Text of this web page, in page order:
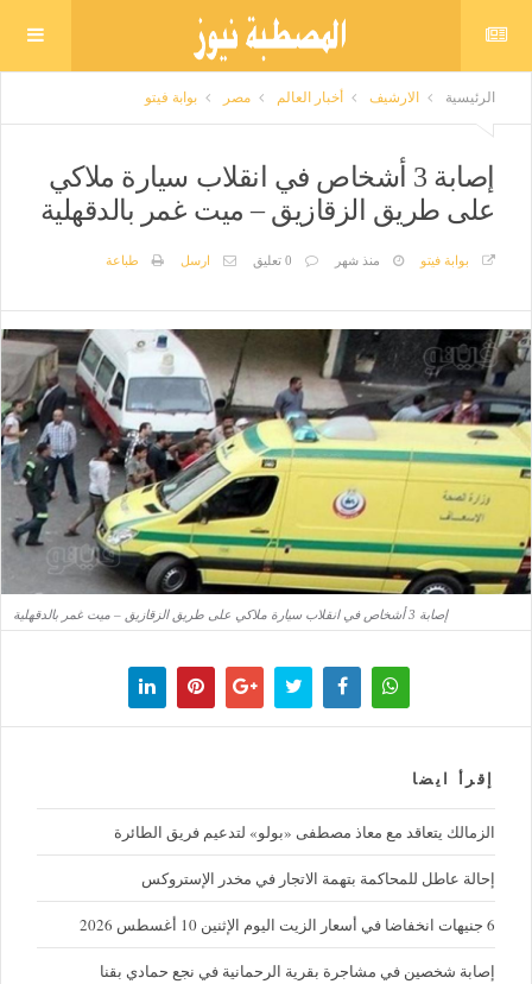
الرئيسية الارشيف أخبار العالم مصر بوابة فيتو
إصابة 3 أشخاص في انقلاب سيارة ملاكي
على طريق الزقازيق – ميت غمر بالدقهلية
بوابة فيتو منذ شهر 0 تعليق ارسل طباعة
إصابة 3 أشخاص في انقلاب سيارة ملاكي على طريق الزقازيق – ميت غمر بالدقهلية
إقرأ ايضا
الزمالك يتعاقد مع معاذ مصطفى «بولو» لتدعيم فريق الطائرة
إحالة عاطل للمحاكمة بتهمة الاتجار في مخدر الإستروكس
6 جنيهات انخفاضا في أسعار الزيت اليوم الإثنين 10 أغسطس 2026
إصابة شخصين في مشاجرة بقرية الرحمانية في نجع حمادي بقنا